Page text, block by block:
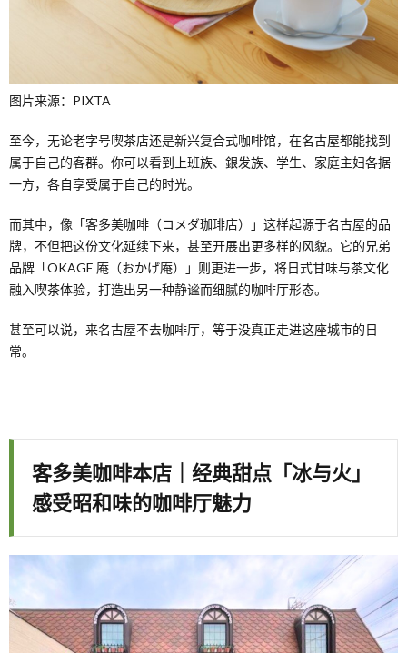
图片来源：PIXTA
至今，无论老字号喫茶店还是新兴复合式咖啡馆，在名古屋都能找到
属于自己的客群。你可以看到上班族、銀发族、学生、家庭主妇各据
一方，各自享受属于自己的时光。
而其中，像「客多美咖啡（コメダ珈琲店）」这样起源于名古屋的品
牌，不但把这份文化延续下来，甚至开展出更多样的风貌。它的兄弟
品牌「OKAGE 庵（おかげ庵）」则更进一步，将日式甘味与茶文化
融入喫茶体验，打造出另一种静谧而细腻的咖啡厅形态。
甚至可以说，来名古屋不去咖啡厅，等于没真正走进这座城市的日
常。
客多美咖啡本店｜经典甜点「冰与火」
感受昭和味的咖啡厅魅力